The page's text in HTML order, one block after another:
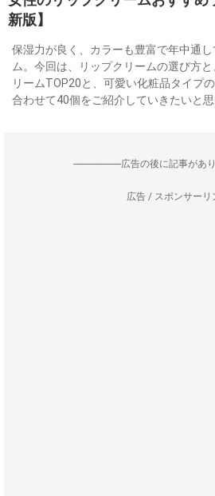
新版】
保湿力が良く、カラーも豊富で年中通
ム。今回は、リップクリームの選び方
リームTOP20と、可愛い化粧品タイプ
合わせて40個をご紹介していきたいと思
--------------------広告の後に記事があり
広告 / スポンサーリ